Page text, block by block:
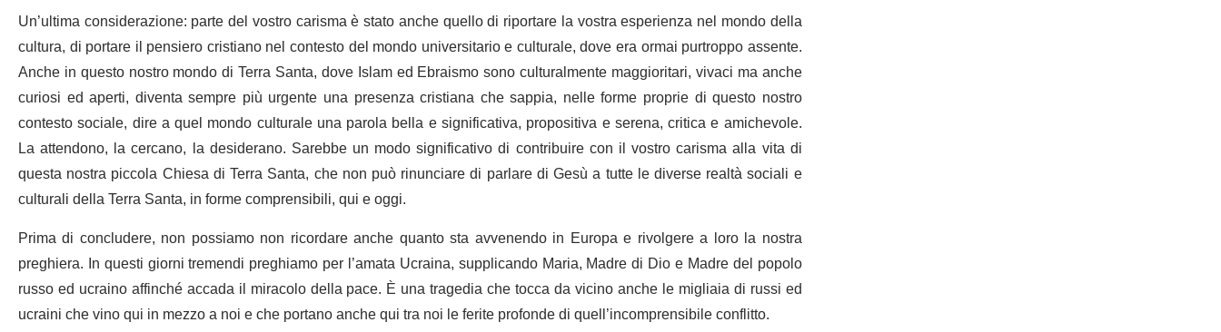
Un’ultima considerazione: parte del vostro carisma è stato anche quello di riportare la vostra esperienza nel mondo della
cultura, di portare il pensiero cristiano nel contesto del mondo universitario e culturale, dove era ormai purtroppo assente.
Anche in questo nostro mondo di Terra Santa, dove Islam ed Ebraismo sono culturalmente maggioritari, vivaci ma anche
curiosi ed aperti, diventa sempre più urgente una presenza cristiana che sappia, nelle forme proprie di questo nostro
contesto sociale, dire a quel mondo culturale una parola bella e significativa, propositiva e serena, critica e amichevole.
La attendono, la cercano, la desiderano. Sarebbe un modo significativo di contribuire con il vostro carisma alla vita di
questa nostra piccola Chiesa di Terra Santa, che non può rinunciare di parlare di Gesù a tutte le diverse realtà sociali e
culturali della Terra Santa, in forme comprensibili, qui e oggi.
Prima di concludere, non possiamo non ricordare anche quanto sta avvenendo in Europa e rivolgere a loro la nostra
preghiera. In questi giorni tremendi preghiamo per l’amata Ucraina, supplicando Maria, Madre di Dio e Madre del popolo
russo ed ucraino affinché accada il miracolo della pace. È una tragedia che tocca da vicino anche le migliaia di russi ed
ucraini che vino qui in mezzo a noi e che portano anche qui tra noi le ferite profonde di quell’incomprensibile conflitto.